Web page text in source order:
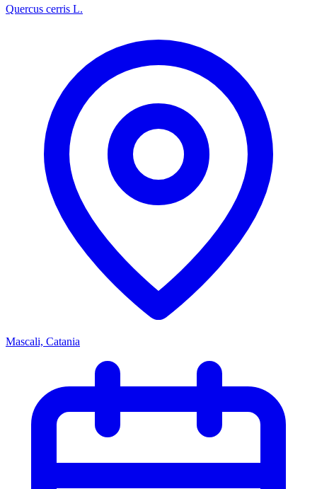
Quercus cerris L.
Mascali, Catania